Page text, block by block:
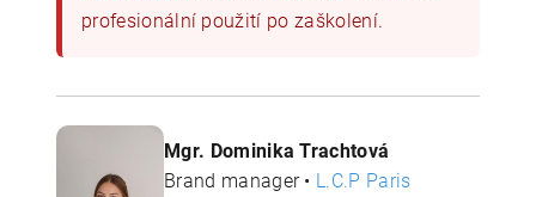
profesionální použití po zaškolení.
Mgr. Dominika Trachtová
Brand manager • L.C.P Paris